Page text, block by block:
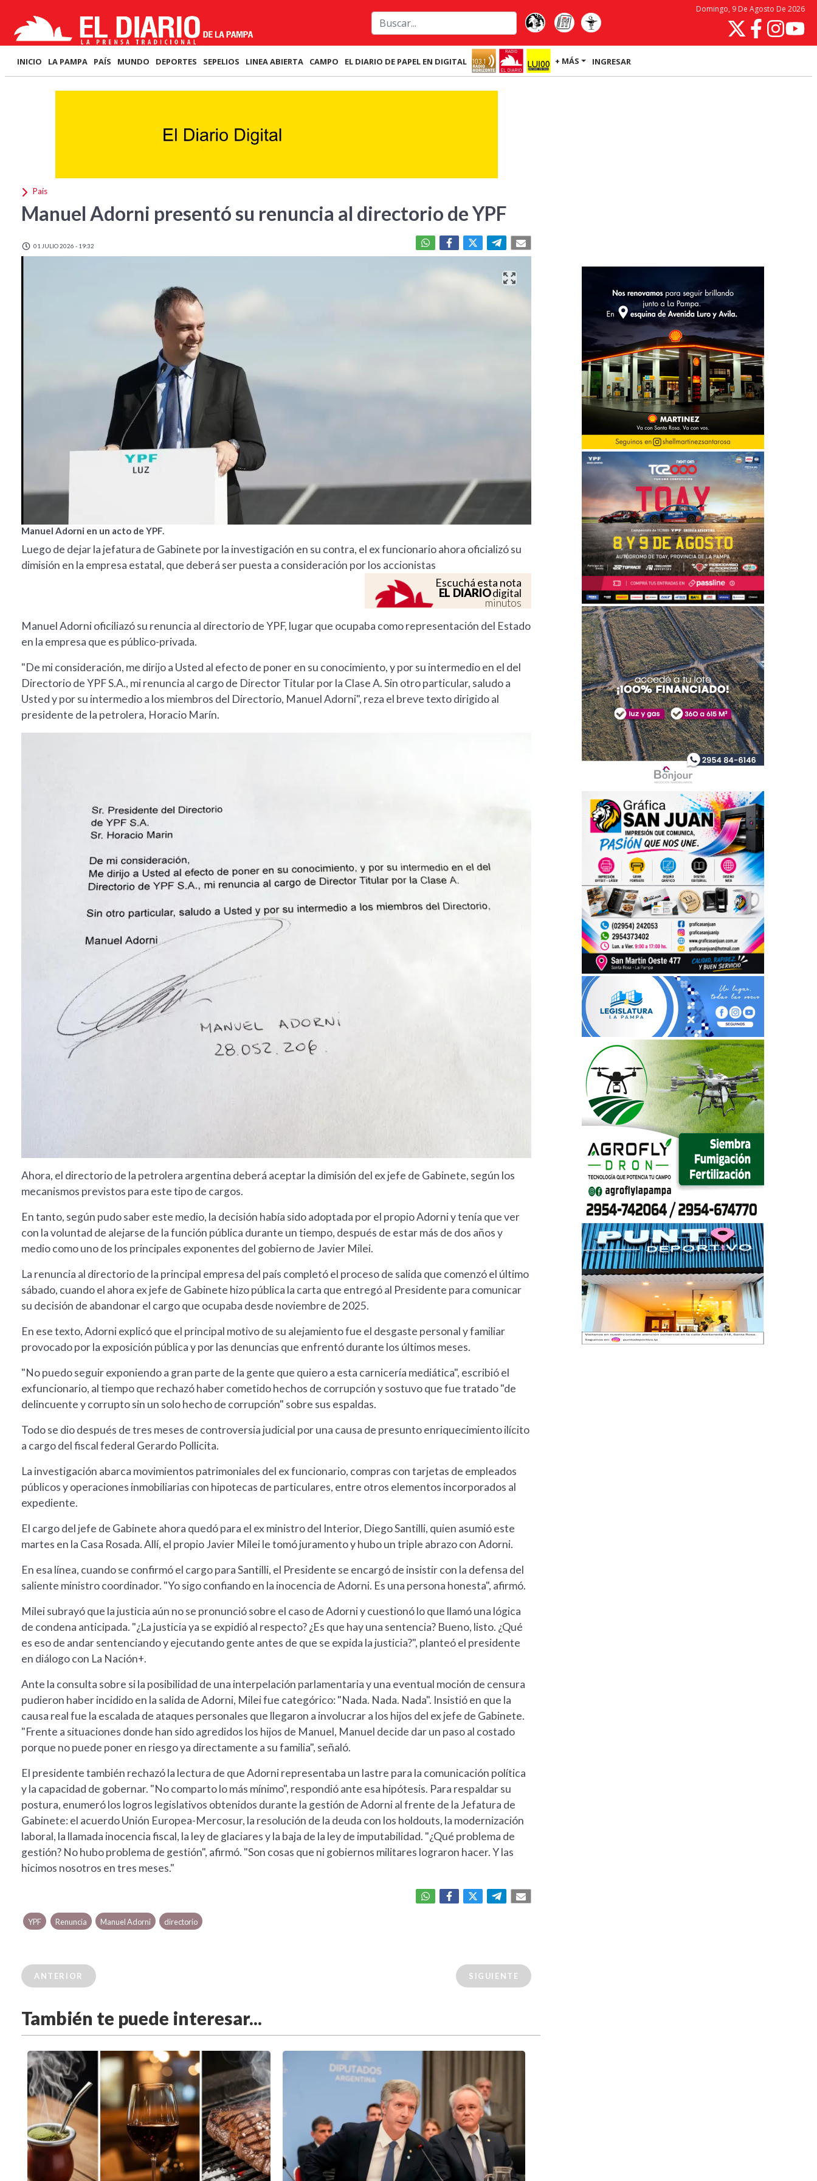
Domingo, 9 De Agosto De 2026
INICIO LA PAMPA PAÍS MUNDO DEPORTES SEPELIOS LINEA ABIERTA CAMPO EL DIARIO DE PAPEL EN DIGITAL + MÁS INGRESAR
País
Manuel Adorni presentó su renuncia al directorio de YPF
01 JULIO 2026 - 19:32
Manuel Adorni en un acto de YPF.
Luego de dejar la jefatura de Gabinete por la investigación en su contra, el ex funcionario ahora oficializó su
dimisión en la empresa estatal, que deberá ser puesta a consideración por los accionistas
Escuchá esta nota
EL DIARIOdigital
minutos
Manuel Adorni oficiliazó su renuncia al directorio de YPF, lugar que ocupaba como representación del Estado
en la empresa que es público-privada.
"De mi consideración, me dirijo a Usted al efecto de poner en su conocimiento, y por su intermedio en el del
Directorio de YPF S.A., mi renuncia al cargo de Director Titular por la Clase A. Sin otro particular, saludo a
Usted y por su intermedio a los miembros del Directorio, Manuel Adorni", reza el breve texto dirigido al
presidente de la petrolera, Horacio Marín.
Ahora, el directorio de la petrolera argentina deberá aceptar la dimisión del ex jefe de Gabinete, según los
mecanismos previstos para este tipo de cargos.
En tanto, según pudo saber este medio, la decisión había sido adoptada por el propio Adorni y tenía que ver
con la voluntad de alejarse de la función pública durante un tiempo, después de estar más de dos años y
medio como uno de los principales exponentes del gobierno de Javier Milei.
La renuncia al directorio de la principal empresa del país completó el proceso de salida que comenzó el último
sábado, cuando el ahora ex jefe de Gabinete hizo pública la carta que entregó al Presidente para comunicar
su decisión de abandonar el cargo que ocupaba desde noviembre de 2025.
En ese texto, Adorni explicó que el principal motivo de su alejamiento fue el desgaste personal y familiar
provocado por la exposición pública y por las denuncias que enfrentó durante los últimos meses.
"No puedo seguir exponiendo a gran parte de la gente que quiero a esta carnicería mediática", escribió el
exfuncionario, al tiempo que rechazó haber cometido hechos de corrupción y sostuvo que fue tratado "de
delincuente y corrupto sin un solo hecho de corrupción" sobre sus espaldas.
Todo se dio después de tres meses de controversia judicial por una causa de presunto enriquecimiento ilícito
a cargo del fiscal federal Gerardo Pollicita.
La investigación abarca movimientos patrimoniales del ex funcionario, compras con tarjetas de empleados
públicos y operaciones inmobiliarias con hipotecas de particulares, entre otros elementos incorporados al
expediente.
El cargo del jefe de Gabinete ahora quedó para el ex ministro del Interior, Diego Santilli, quien asumió este
martes en la Casa Rosada. Allí, el propio Javier Milei le tomó juramento y hubo un triple abrazo con Adorni.
En esa línea, cuando se confirmó el cargo para Santilli, el Presidente se encargó de insistir con la defensa del
saliente ministro coordinador. "Yo sigo confiando en la inocencia de Adorni. Es una persona honesta", afirmó.
Milei subrayó que la justicia aún no se pronunció sobre el caso de Adorni y cuestionó lo que llamó una lógica
de condena anticipada. "¿La justicia ya se expidió al respecto? ¿Es que hay una sentencia? Bueno, listo. ¿Qué
es eso de andar sentenciando y ejecutando gente antes de que se expida la justicia?", planteó el presidente
en diálogo con La Nación+.
Ante la consulta sobre si la posibilidad de una interpelación parlamentaria y una eventual moción de censura
pudieron haber incidido en la salida de Adorni, Milei fue categórico: "Nada. Nada. Nada". Insistió en que la
causa real fue la escalada de ataques personales que llegaron a involucrar a los hijos del ex jefe de Gabinete.
"Frente a situaciones donde han sido agredidos los hijos de Manuel, Manuel decide dar un paso al costado
porque no puede poner en riesgo ya directamente a su familia", señaló.
El presidente también rechazó la lectura de que Adorni representaba un lastre para la comunicación política
y la capacidad de gobernar. "No comparto lo más mínimo", respondió ante esa hipótesis. Para respaldar su
postura, enumeró los logros legislativos obtenidos durante la gestión de Adorni al frente de la Jefatura de
Gabinete: el acuerdo Unión Europea-Mercosur, la resolución de la deuda con los holdouts, la modernización
laboral, la llamada inocencia fiscal, la ley de glaciares y la baja de la ley de imputabilidad. "¿Qué problema de
gestión? No hubo problema de gestión", afirmó. "Son cosas que ni gobiernos militares lograron hacer. Y las
hicimos nosotros en tres meses."
YPF Renuncia Manuel Adorni directorio
ANTERIOR SIGUIENTE
También te puede interesar...